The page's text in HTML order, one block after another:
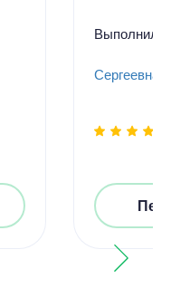
Выполнил
Сергеевна